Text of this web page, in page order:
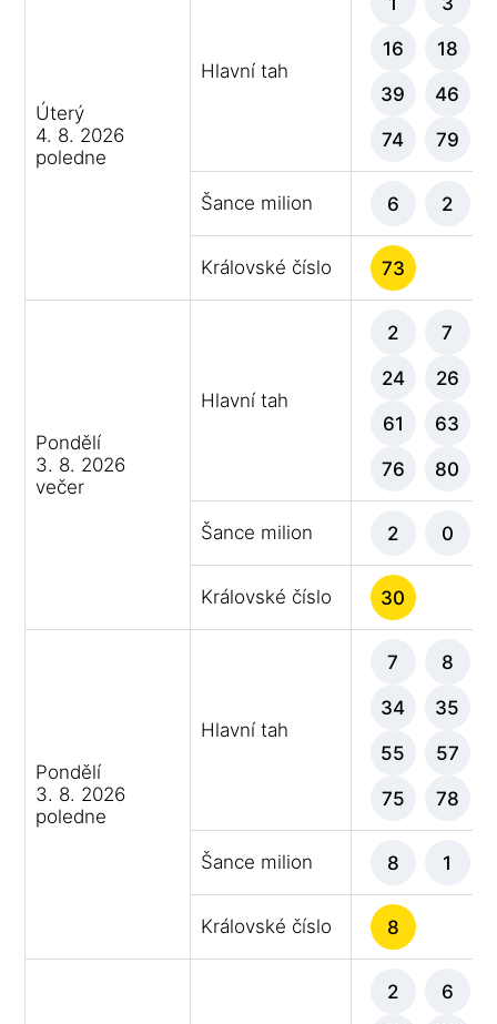
Úterý
4. 8. 2026
poledne
Hlavní tah
16 18
39 46
74 79
Šance milion 6 2
Královské číslo 73
Pondělí
3. 8. 2026
večer
Hlavní tah
2 7
24 26
61 63
76 80
Šance milion 2 0
Královské číslo 30
Pondělí
3. 8. 2026
poledne
Hlavní tah
7 8
34 35
55 57
75 78
Šance milion 8 1
Královské číslo 8
2 6